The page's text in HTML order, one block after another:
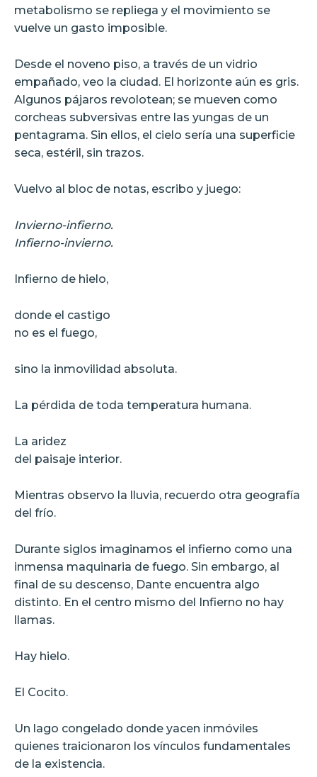
metabolismo se repliega y el movimiento se
vuelve un gasto imposible.
Desde el noveno piso, a través de un vidrio
empañado, veo la ciudad. El horizonte aún es gris.
Algunos pájaros revolotean; se mueven como
corcheas subversivas entre las yungas de un
pentagrama. Sin ellos, el cielo sería una superficie
seca, estéril, sin trazos.
Vuelvo al bloc de notas, escribo y juego:
Invierno-infierno.
Infierno-invierno.
Infierno de hielo,
donde el castigo
no es el fuego,
sino la inmovilidad absoluta.
La pérdida de toda temperatura humana.
La aridez
del paisaje interior.
Mientras observo la lluvia, recuerdo otra geografía
del frío.
Durante siglos imaginamos el infierno como una
inmensa maquinaria de fuego. Sin embargo, al
final de su descenso, Dante encuentra algo
distinto. En el centro mismo del Infierno no hay
llamas.
Hay hielo.
El Cocito.
Un lago congelado donde yacen inmóviles
quienes traicionaron los vínculos fundamentales
de la existencia.